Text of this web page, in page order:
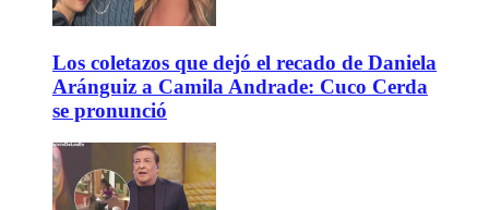
Los coletazos que dejó el recado de Daniela
Aránguiz a Camila Andrade: Cuco Cerda
se pronunció